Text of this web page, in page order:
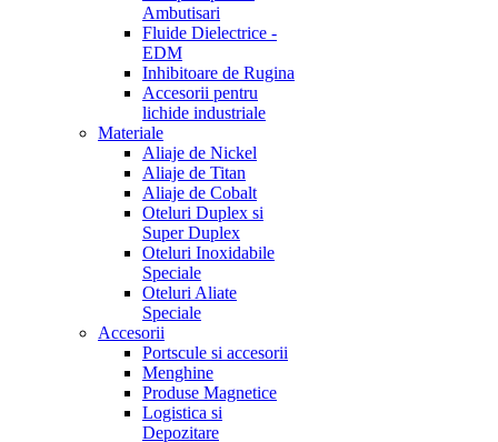
Ambutisari
Fluide Dielectrice -
EDM
Inhibitoare de Rugina
Accesorii pentru
lichide industriale
Materiale
Aliaje de Nickel
Aliaje de Titan
Aliaje de Cobalt
Oteluri Duplex si
Super Duplex
Oteluri Inoxidabile
Speciale
Oteluri Aliate
Speciale
Accesorii
Portscule si accesorii
Menghine
Produse Magnetice
Logistica si
Depozitare